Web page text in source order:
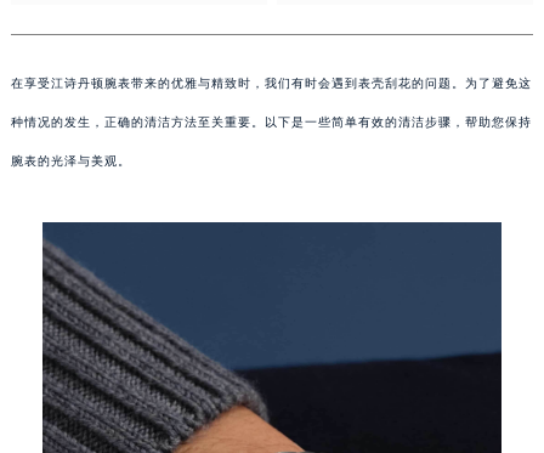
在享受江诗丹顿腕表带来的优雅与精致时，我们有时会遇到表壳刮花的问题。为了避免这
种情况的发生，正确的清洁方法至关重要。以下是一些简单有效的清洁步骤，帮助您保持
腕表的光泽与美观。